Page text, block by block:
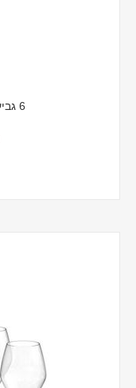
6 גביעי יין אלגנטיים 470 מ"ל